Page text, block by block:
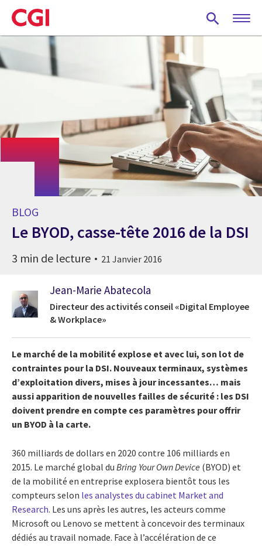
Skip
to
main
BLOG
Le BYOD, casse-tête 2016 de la DSI
3 min de lecture 21 Janvier 2016
Jean-Marie Abatecola
Directeur des activités conseil «Digital Employee
& Workplace»
Le marché de la mobilité explose et avec lui, son lot de
contraintes pour la DSI. Nouveaux terminaux, systèmes
d’exploitation divers, mises à jour incessantes… mais
aussi apparition de nouvelles failles de sécurité : les DSI
doivent prendre en compte ces paramètres pour offrir
un BYOD à la carte.
360 milliards de dollars en 2020 contre 106 milliards en
2015. Le marché global du Bring Your Own Device (BYOD) et
de la mobilité en entreprise explosera bientôt tous les
compteurs selon les analystes du cabinet Market and
Research. Les uns après les autres, les acteurs comme
Microsoft ou Lenovo se mettent à concevoir des terminaux
dédiés au travail nomade. Face à l’accélération de ce